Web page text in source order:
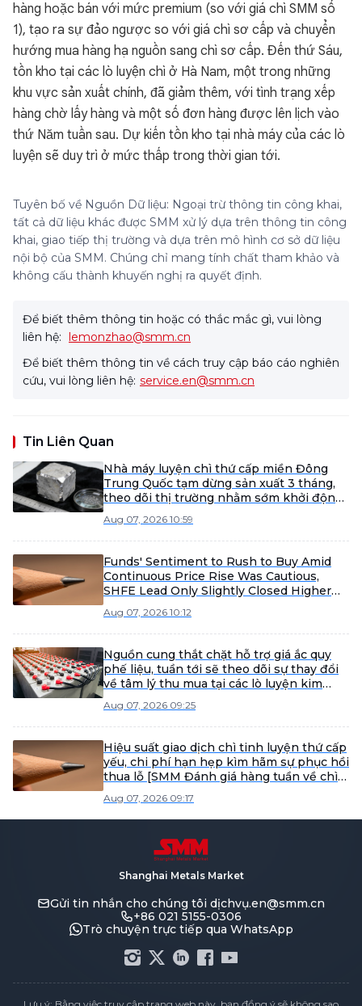
hàng hoặc bán với mức premium (so với giá chì SMM số
1), tạo ra sự đảo ngược so với giá chì sơ cấp và chuyển
hướng mua hàng hạ nguồn sang chì sơ cấp. Đến thứ Sáu,
tồn kho tại các lò luyện chì ở Hà Nam, một trong những
khu vực sản xuất chính, đã giảm thêm, với tình trạng xếp
hàng chờ lấy hàng và một số đơn hàng được lên lịch vào
thứ Năm tuần sau. Dự kiến tồn kho tại nhà máy của các lò
luyện sẽ duy trì ở mức thấp trong thời gian tới.
Tuyên bố về Nguồn Dữ liệu: Ngoại trừ thông tin công khai,
tất cả dữ liệu khác được SMM xử lý dựa trên thông tin công
khai, giao tiếp thị trường và dựa trên mô hình cơ sở dữ liệu
nội bộ của SMM. Chúng chỉ mang tính chất tham khảo và
không cấu thành khuyến nghị ra quyết định.
Để biết thêm thông tin hoặc có thắc mắc gì, vui lòng
liên hệ: lemonzhao@smm.cn
Để biết thêm thông tin về cách truy cập báo cáo nghiên
cứu, vui lòng liên hệ: service.en@smm.cn
Tin Liên Quan
Nhà máy luyện chì thứ cấp miền Đông
Trung Quốc tạm dừng sản xuất 3 tháng,
theo dõi thị trường nhằm sớm khởi động
Aug 07, 2026 10:59
Funds' Sentiment to Rush to Buy Amid
Continuous Price Rise Was Cautious,
SHFE Lead Only Slightly Closed Higher
Aug 07, 2026 10:12
Nguồn cung thắt chặt hỗ trợ giá ắc quy
phế liệu, tuần tới sẽ theo dõi sự thay đổi
về tâm lý thu mua tại các lò luyện kim
Aug 07, 2026 09:25
Hiệu suất giao dịch chì tinh luyện thứ cấp
yếu, chi phí hạn hẹp kìm hãm sự phục hồi
thua lỗ [SMM Đánh giá hàng tuần về chì
Aug 07, 2026 09:17
Shanghai Metals Market
Gửi tin nhắn cho chúng tôi dịchvụ.en@smm.cn
+86 021 5155-0306
Trò chuyện trực tiếp qua WhatsApp